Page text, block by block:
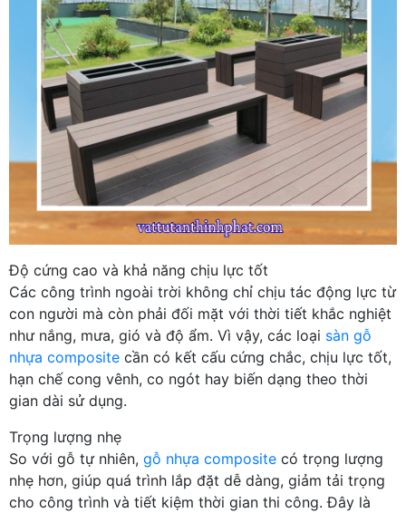
Độ cứng cao và khả năng chịu lực tốt
Các công trình ngoài trời không chỉ chịu tác động lực từ
con người mà còn phải đối mặt với thời tiết khắc nghiệt
như nắng, mưa, gió và độ ẩm. Vì vậy, các loại sàn gỗ
nhựa composite cần có kết cấu cứng chắc, chịu lực tốt,
hạn chế cong vênh, co ngót hay biến dạng theo thời
gian dài sử dụng.
Trọng lượng nhẹ
So với gỗ tự nhiên, gỗ nhựa composite có trọng lượng
nhẹ hơn, giúp quá trình lắp đặt dễ dàng, giảm tải trọng
cho công trình và tiết kiệm thời gian thi công. Đây là